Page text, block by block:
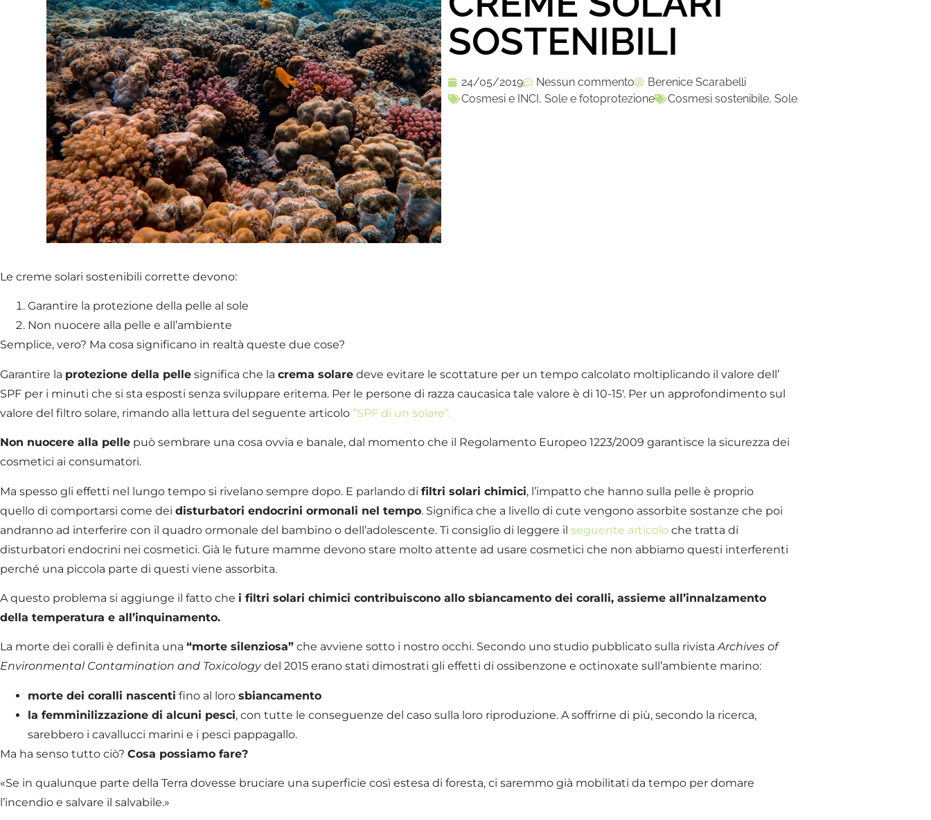
SOSTENIBILI
24/05/2019 Nessun commento
Berenice Scarabelli
Cosmesi e INCI,Sole e fotoprotezione Cosmesi sostenibile,Sole
Le creme solari sostenibili corrette devono:
Garantire la protezione della pelle al sole
Non nuocere alla pelle e all’ambiente
Semplice, vero? Ma cosa significano in realtà queste due cose?
Garantire la protezione della pelle significa che la crema solare deve evitare le scottature per un tempo calcolato moltiplicando il valore dell’
SPF per i minuti che si sta esposti senza sviluppare eritema. Per le persone di razza caucasica tale valore è di 10-15′. Per un approfondimento sul
valore del filtro solare, rimando alla lettura del seguente articolo “SPF di un solare”.
Non nuocere alla pelle può sembrare una cosa ovvia e banale, dal momento che il Regolamento Europeo 1223/2009 garantisce la sicurezza dei
cosmetici ai consumatori.
Ma spesso gli effetti nel lungo tempo si rivelano sempre dopo. E parlando di filtri solari chimici, l’impatto che hanno sulla pelle è proprio
quello di comportarsi come dei disturbatori endocrini ormonali nel tempo. Significa che a livello di cute vengono assorbite sostanze che poi
andranno ad interferire con il quadro ormonale del bambino o dell’adolescente. Ti consiglio di leggere il seguente articolo che tratta di
disturbatori endocrini nei cosmetici. Già le future mamme devono stare molto attente ad usare cosmetici che non abbiamo questi interferenti
perché una piccola parte di questi viene assorbita.
A questo problema si aggiunge il fatto che i filtri solari chimici contribuiscono allo sbiancamento dei coralli, assieme all’innalzamento
della temperatura e all’inquinamento.
La morte dei coralli è definita una “morte silenziosa” che avviene sotto i nostro occhi. Secondo uno studio pubblicato sulla rivistaArchives of
Environmental Contamination and Toxicologydel 2015 erano stati dimostrati gli effetti di ossibenzone e octinoxate sull’ambiente marino:
morte dei coralli nascenti fino al loro sbiancamento
la femminilizzazione di alcuni pesci, con tutte le conseguenze del caso sulla loro riproduzione. A soffrirne di più, secondo la ricerca,
sarebbero i cavallucci marini e i pesci pappagallo.
Ma ha senso tutto ciò? Cosa possiamo fare?
«Se in qualunque parte della Terra dovesse bruciare una superficie così estesa di foresta, ci saremmo già mobilitati da tempo per domare
l’incendio e salvare il salvabile.»